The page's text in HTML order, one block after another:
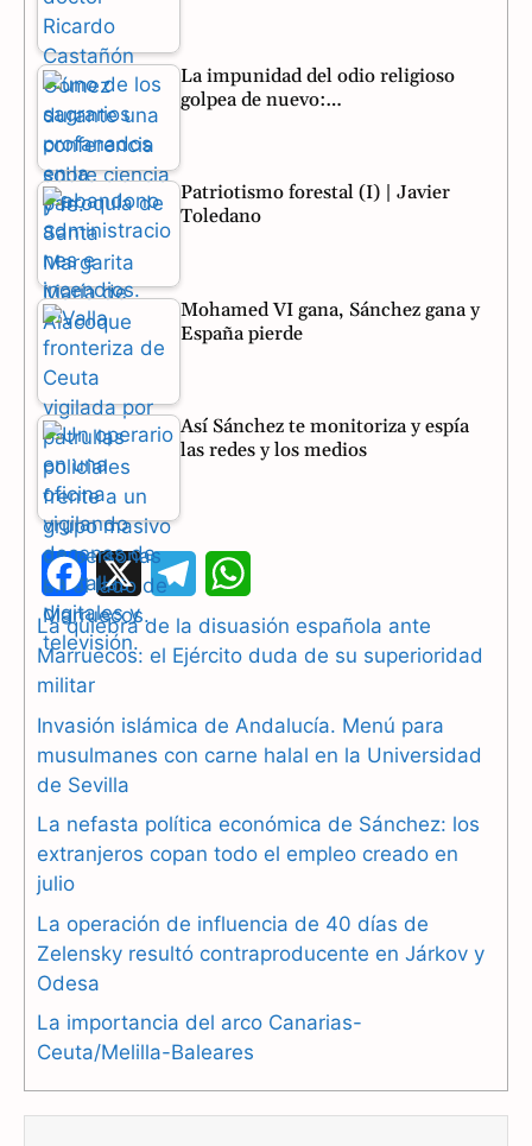
La impunidad del odio religioso
golpea de nuevo:…
Patriotismo forestal (I) | Javier
Toledano
Mohamed VI gana, Sánchez gana y
España pierde
Así Sánchez te monitoriza y espía
las redes y los medios
F
a
c
b
o
o
X
e
l
g
a
h
a
s
p
La quiebra de la disuasión española ante
Marruecos: el Ejército duda de su superioridad
militar
Invasión islámica de Andalucía. Menú para
musulmanes con carne halal en la Universidad
de Sevilla
La nefasta política económica de Sánchez: los
extranjeros copan todo el empleo creado en
julio
La operación de influencia de 40 días de
Zelensky resultó contraproducente en Járkov y
Odesa
La importancia del arco Canarias-
Ceuta/Melilla-Baleares